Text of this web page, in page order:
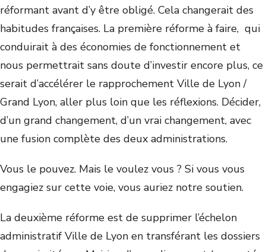
réformant avant d’y être obligé. Cela changerait des
habitudes françaises. La première réforme à faire, qui
conduirait à des économies de fonctionnement et
nous permettrait sans doute d’investir encore plus, ce
serait d’accélérer le rapprochement Ville de Lyon /
Grand Lyon, aller plus loin que les réflexions. Décider,
d’un grand changement, d’un vrai changement, avec
une fusion complète des deux administrations.
Vous le pouvez. Mais le voulez vous ? Si vous vous
engagiez sur cette voie, vous auriez notre soutien.
La deuxième réforme est de supprimer l’échelon
administratif Ville de Lyon en transférant les dossiers